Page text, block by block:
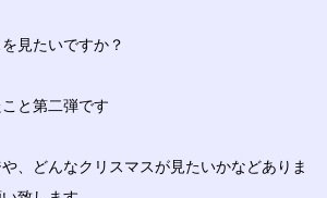
見たいですか？
と第二弾です
、どんなクリスマスが見たいかなどありま